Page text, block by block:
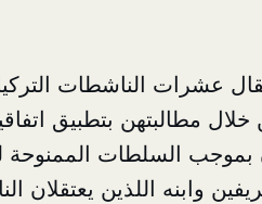
عشرات الناشطات
مطالبتهن بتطبيق
السلطات الممنوحة
وابنه اللذين يعتقلان